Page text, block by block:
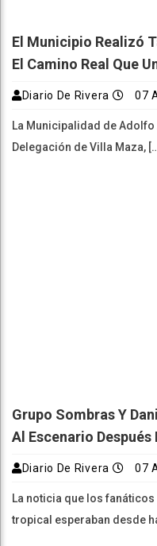
El Municipio Realizó
El Camino Real Que
Diario De Rivera 07
La Municipalidad de
Delegación de Villa Maza,
Grupo Sombras Y
Al Escenario Después
Diario De Rivera 07
La noticia que los
tropical esperaban desde